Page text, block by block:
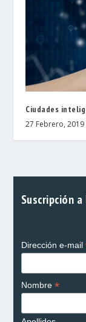
Ciudades
27 Febrero, 2019
Suscripción
Dirección e-mail
Nombre *